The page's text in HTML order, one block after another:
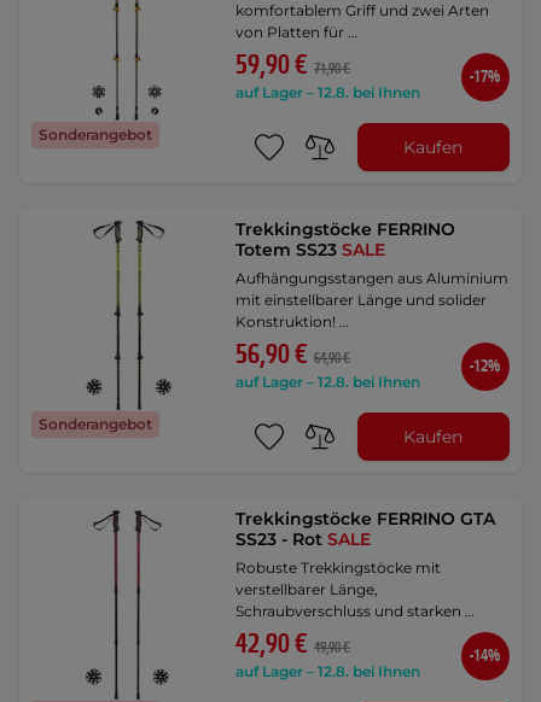
Sonderangebot
komfortablem Griff und zwei Arten
von Platten für …
59,90 € 71,90 €
auf Lager – 12.8. bei Ihnen
-17%
Kaufen
Sonderangebot
Trekkingstöcke FERRINO
Totem SS23SALE
Aufhängungsstangen aus Aluminium
mit einstellbarer Länge und solider
Konstruktion! …
56,90 € 64,90 €
auf Lager – 12.8. bei Ihnen
-12%
Kaufen
Trekkingstöcke FERRINO GTA
SS23 - RotSALE
Robuste Trekkingstöcke mit
verstellbarer Länge,
Schraubverschluss und starken …
42,90 € 49,90 €
auf Lager – 12.8. bei Ihnen
-14%